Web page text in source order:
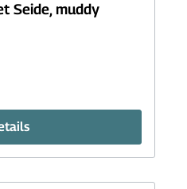
Seide, muddy